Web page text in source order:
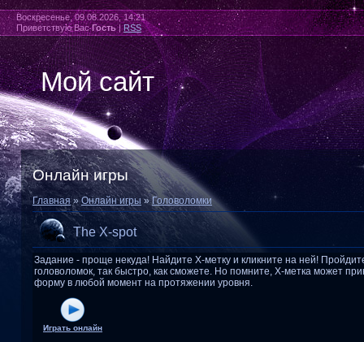
Воскресенье, 09.08.2026, 14:21
Приветствую Вас Гость|RSS
Мой сайт
Онлайн игры
Главная »Онлайн игры »Головоломки
The X-spot
Задание - проще некуда! Найдите X-метку и кликните на ней!
головоломок, так быстро, как сможете. Но помните, X-метка может
форму в любой момент на протяжении уровня.
Играть онлайн